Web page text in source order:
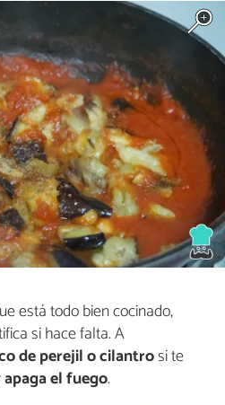
está todo bien cocinado,
si hace falta. A
de perejil o cilantrosi te
el fuego.